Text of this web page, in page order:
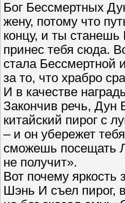
Бог Бессмертных
жену, потому что
концу, и ты
принес тебя сюда.
стала Бессмертной
за то, что храбро
И в качестве
Закончив речь, Дун
китайский пирог с
– и он убережет
сможешь посещать
не получит».
Вот почему яркость
Шэнь И съел пирог,